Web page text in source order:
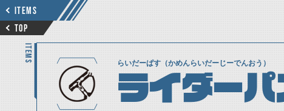
ITEMS
TOP
ITEMS
らいだーぱす（かめんらいだーじーでんおう）
ライダーパ